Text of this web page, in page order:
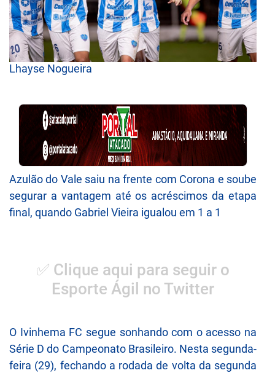
Lhayse Nogueira
Azulão do Vale saiu na frente com Corona e soube
segurar a vantagem até os acréscimos da etapa
final, quando Gabriel Vieira igualou em 1 a 1
✅ Clique aqui para seguir o
Esporte Ágil no Twitter
O Ivinhema FC segue sonhando com o acesso na
Série D do Campeonato Brasileiro. Nesta segunda-
feira (29), fechando a rodada de volta da segunda